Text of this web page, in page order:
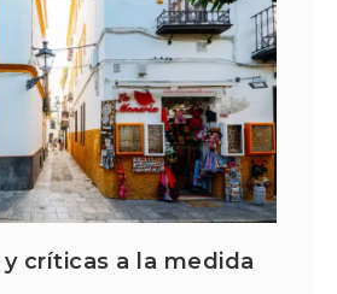
críticas a la medida